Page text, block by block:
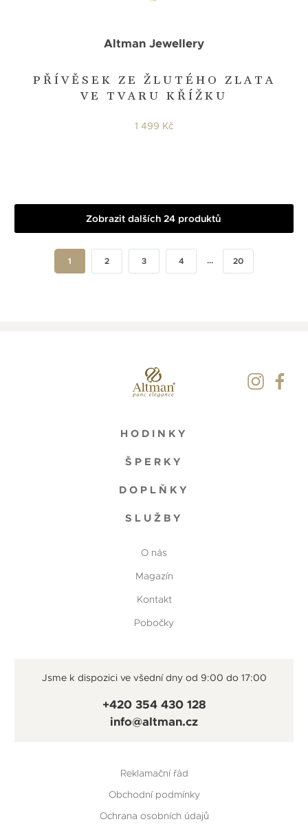
PŘÍVĚSEK ZE ŽLUTÉHO ZLATA
VE TVARU KŘÍŽKU
Altman Jewellery
1 499 Kč
Zobrazit dalších 24 produktů
1 2 3 4 ... 20
HODINKY
ŠPERKY
DOPLŇKY
SLUŽBY
O nás
Magazín
Kontakt
Pobočky
Jsme k dispozici ve všední dny od 9:00 do 17:00
+420 354 430 128
info@altman.cz
Reklamační řád
Obchodní podmínky
Ochrana osobních údajů